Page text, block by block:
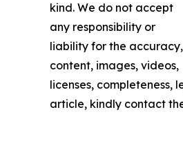
kind. We do not accept
any responsibility or
liability for the accuracy,
content, images, videos,
licenses,
article, kindly contact